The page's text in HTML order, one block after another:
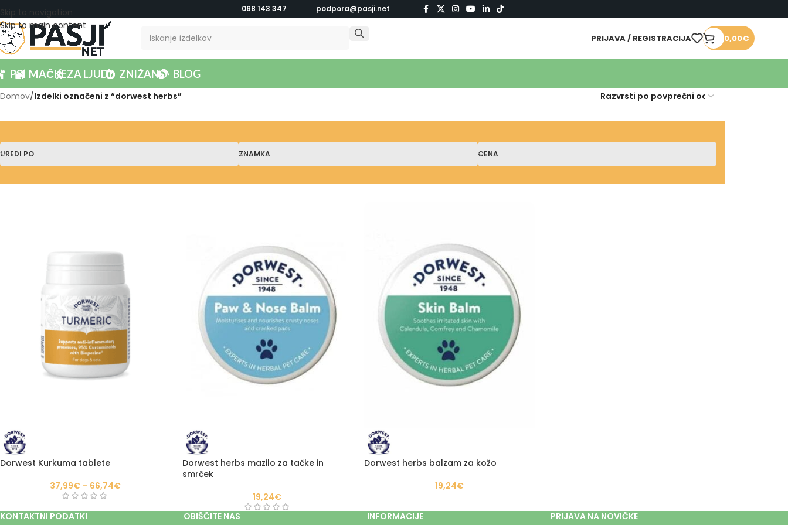
Skip to navigation
Skip to main content
068 143 347 podpora@pasji.net
PRIJAVA / REGISTRACIJA 0,00€
PSI MAČKEZA LJUDI ZNIŽANO BLOG
Domov/Izdelki označeni z “dorwest herbs”
UREDI PO ZNAMKA CENA
Dorwest Kurkuma tablete
37,99€ – 66,74€
Dorwest herbs mazilo za tačke in
smrček
19,24€
Dorwest herbs balzam za kožo
19,24€
KONTAKTNI PODATKI OBIŠČITE NAS INFORMACIJE PRIJAVA NA NOVIČKE